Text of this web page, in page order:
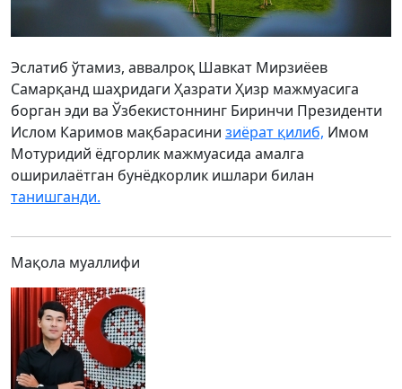
Эслатиб ўтамиз, аввалроқ Шавкат Мирзиёев
Самарқанд шаҳридаги Ҳазрати Ҳизр мажмуасига
борган эди ва Ўзбекистоннинг Биринчи Президенти
Ислом Каримов мақбарасини зиёрат қилиб, Имом
Мотуридий ёдгорлик мажмуасида амалга
оширилаётган бунёдкорлик ишлари билан
танишганди.
Мақола муаллифи